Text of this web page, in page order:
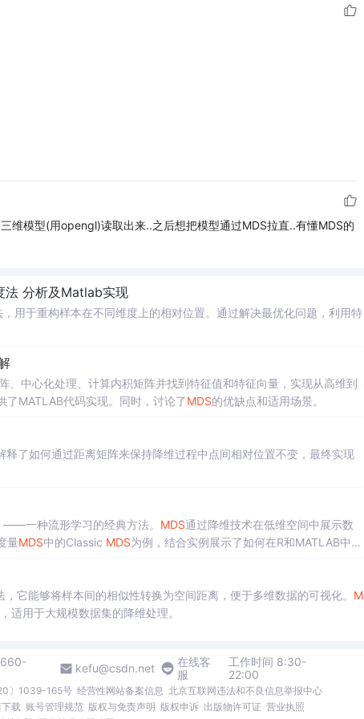
维模型(用opengl)读取出来..之后想把模型通过MDS拉直..有懂MDS的
法 分析及Matlab实现
，用于重构样本在不同维度上的相对位置。通过解决最优化问题，利用特
、中心化处理、计算内积矩阵并找到特征值和特征向量，实现从高维到
MATLAB代码实现。同时，讨论了MDS的优缺点和适用场景。
了如何通过距离矩阵来保持降维过程中点间相对位置不变，最终实现
——一种流形学习的经典方法。 MDS通过降维技术在低维空间中展示数
量MDS中的Classic MDS为例，结合实例展示了如何在R和MATLAB中实
它能够将样本间的相似性转换为空间距离，便于多维数据的可视化。 M
适用于大规模数据集的降维处理。
kefu@csdn.net
在线客
服
工作时间 8:30-
22:00
〕1039-165号 经营性网站备案信息 北京互联网违法和不良信息举报中心
载 账号管理规范 版权与免责声明 版权申诉 出版物许可证 营业执照